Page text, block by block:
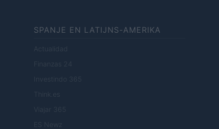
SPANJE EN LATIJNS-AMERIKA
Actualidad
Finanzas 24
Investindo 365
Think.es
Viajar 365
ES Newz